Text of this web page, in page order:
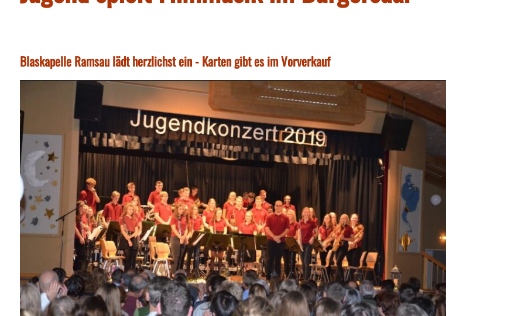
Blaskapelle Ramsau lädt herzlichst ein - Karten gibt es im Vorverkauf